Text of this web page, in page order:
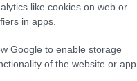
like cookies on web or
in apps.
Google to enable storage
of the website or app.